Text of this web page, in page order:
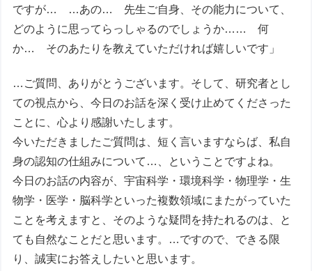
ですが… …あの… 先生ご自身、その能力について、
どのように思ってらっしゃるのでしょうか…… 何
か… そのあたりを教えていただければ嬉しいです」
…ご質問、ありがとうございます。そして、研究者とし
ての視点から、今日のお話を深く受け止めてくださった
ことに、心より感謝いたします。
今いただきましたご質問は、短く言いますならば、私自
身の認知の仕組みについて…、ということですよね。
今日のお話の内容が、宇宙科学・環境科学・物理学・生
物学・医学・脳科学といった複数領域にまたがっていた
ことを考えますと、そのような疑問を持たれるのは、と
ても自然なことだと思います。…ですので、できる限
り、誠実にお答えしたいと思います。